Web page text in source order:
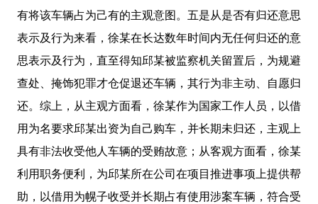
有将该车辆占为己有的主观意图。五是从是否有归还意思
表示及行为来看，徐某在长达数年时间内无任何归还的意
思表示及行为，直至得知邱某被监察机关留置后，为规避
查处、掩饰犯罪才仓促退还车辆，其行为非主动、自愿归
还。综上，从主观方面看，徐某作为国家工作人员，以借
用为名要求邱某出资为自己购车，并长期未归还，主观上
具有非法收受他人车辆的受贿故意；从客观方面看，徐某
利用职务便利，为邱某所在公司在项目推进事项上提供帮
助，以借用为幌子收受并长期占有使用涉案车辆，符合受